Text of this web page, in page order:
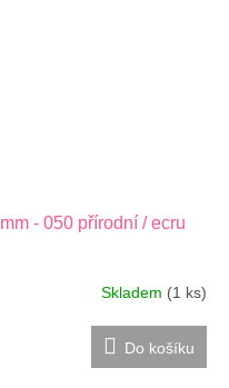
- 050 přírodní / ecru
Skladem (1 ks)
Do košíku